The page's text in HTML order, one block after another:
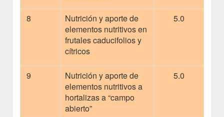
8
Nutrición y aporte de
elementos nutritivos en
frutales caducifolios y
cítricos
5.0
9
Nutrición y aporte de
elementos nutritivos a
hortalizas a “campo
abierto”
5.0